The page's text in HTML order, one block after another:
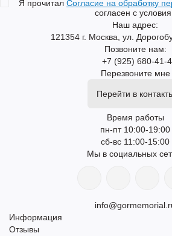
Я прочитал Согласие на обработку
согласен с
Наш адрес:
121354 г. Москва, ул.
Позвоните нам:
+7 (925) 680-41-
Перезвоните мне
Перейти в
Время работы
пн-пт 10:00-19:00
сб-вс 11:00-15:00
Мы в социальных
Информация
Отзывы